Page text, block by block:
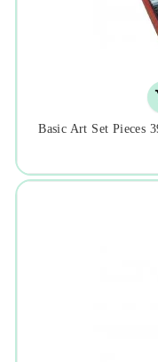
Basic Art Set Pieces